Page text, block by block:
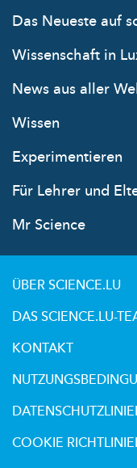
Das Neueste auf
Wissenschaft in
News aus aller
Wissen
Experimentieren
Für Lehrer und
Mr Science
ÜBER SCIENCE.LU
DAS SCIENCE.LU-
KONTAKT
COOKIE